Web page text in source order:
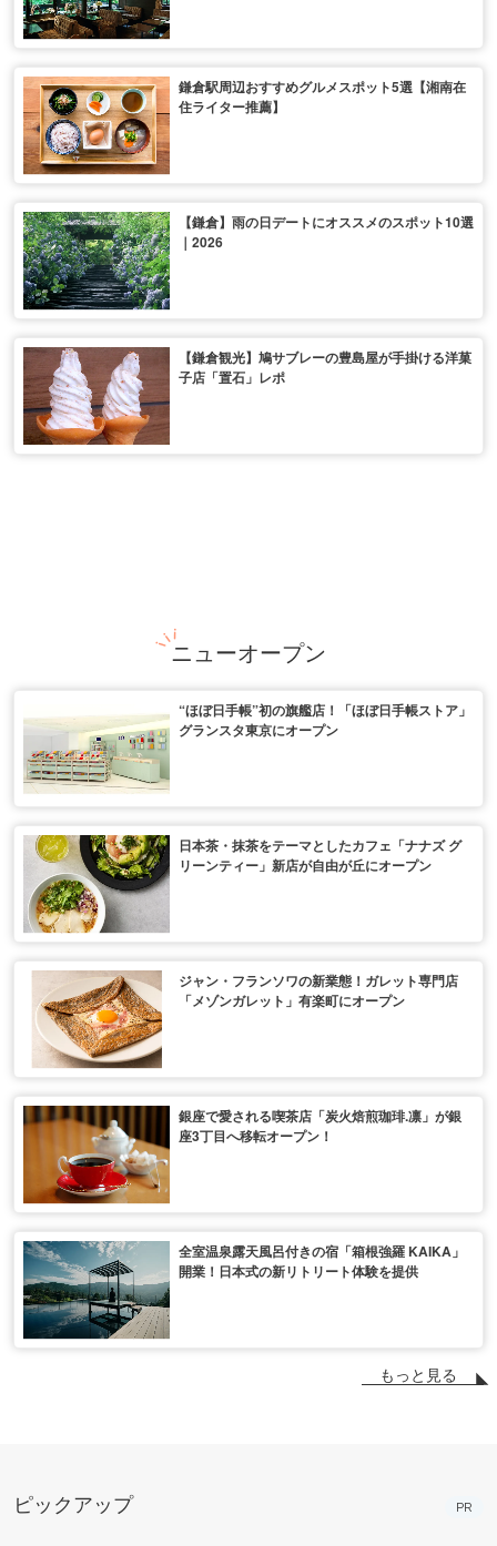
鎌倉駅周辺おすすめグルメスポット5選【湘南在
住ライター推薦】
【鎌倉】雨の日デートにオススメのスポット10選
｜2026
【鎌倉観光】鳩サブレーの豊島屋が手掛ける洋菓
子店「置石」レポ
ニューオープン
“ほぼ日手帳”初の旗艦店！「ほぼ日手帳ストア」
グランスタ東京にオープン
日本茶・抹茶をテーマとしたカフェ「ナナズ グ
リーンティー」新店が自由が丘にオープン
ジャン・フランソワの新業態！ガレット専門店
「メゾンガレット」有楽町にオープン
銀座で愛される喫茶店「炭火焙煎珈琲.凛」が銀
座3丁目へ移転オープン！
全室温泉露天風呂付きの宿「箱根強羅 KAIKA」
開業！日本式の新リトリート体験を提供
もっと見る
ピックアップ PR